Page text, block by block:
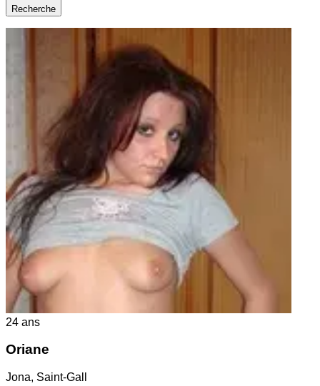
Recherche
24 ans
Oriane
Jona, Saint-Gall